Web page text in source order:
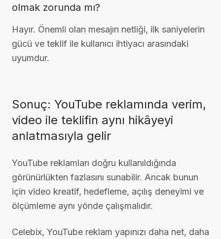
olmak zorunda mı?
Hayır. Önemli olan mesajın netliği, ilk saniyelerin
gücü ve teklif ile kullanıcı ihtiyacı arasındaki
uyumdur.
Sonuç: YouTube reklamında verim,
video ile teklifin aynı hikâyeyi
anlatmasıyla gelir
YouTube reklamları doğru kullanıldığında
görünürlükten fazlasını sunabilir. Ancak bunun
için video kreatif, hedefleme, açılış deneyimi ve
ölçümleme aynı yönde çalışmalıdır.
Celebix, YouTube reklam yapınızı daha net, daha